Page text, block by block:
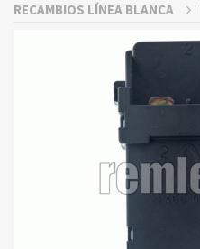
RECAMBIOS LÍNEA BLANCA